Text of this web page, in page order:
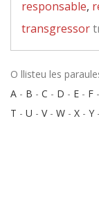
responsable,
transgressor
O llisteu les
A - B - C - D - E - F -
T - U - V- W - X - Y -